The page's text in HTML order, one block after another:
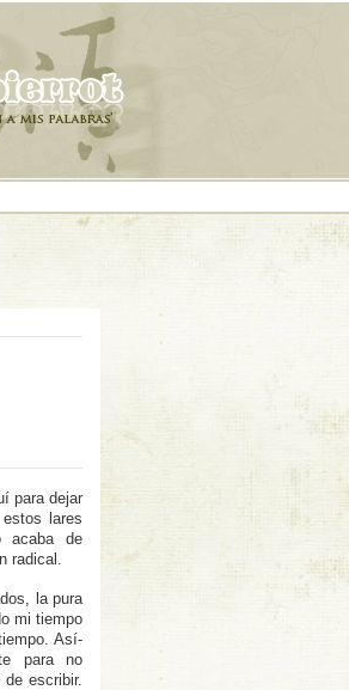
para dejar
lares
acaba de
radical.
la pura
mi tiempo
Así­
para no
escribir.